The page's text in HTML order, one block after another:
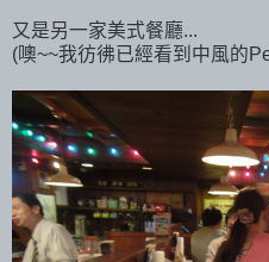
又是另一家美式餐廳...
(噢~~我彷彿已經看到中風的